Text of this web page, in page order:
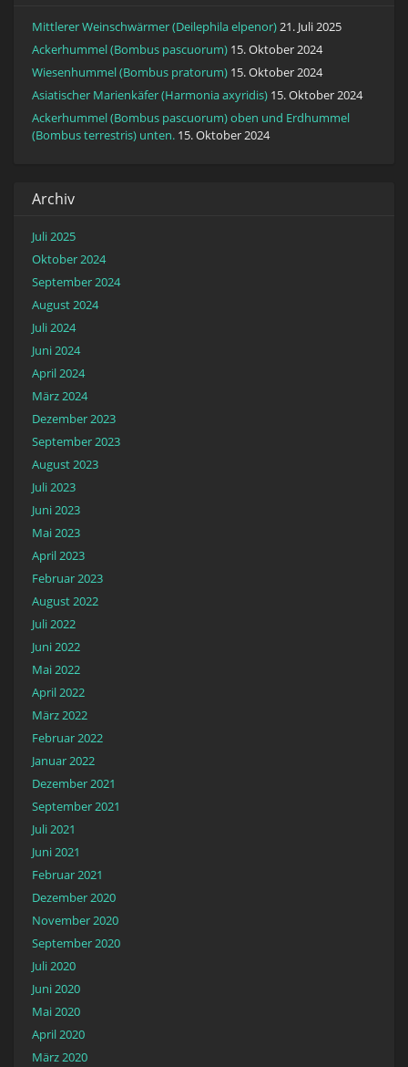
Mittlerer Weinschwärmer (Deilephila elpenor)21. Juli 2025
Ackerhummel (Bombus pascuorum) 15. Oktober 2024
Wiesenhummel (Bombus pratorum) 15. Oktober 2024
Asiatischer Marienkäfer (Harmonia axyridis) 15. Oktober 2024
Ackerhummel (Bombus pascuorum) oben und Erdhummel
(Bombus terrestris) unten. 15. Oktober 2024
Archiv
Juli 2025
Oktober 2024
September 2024
August 2024
Juli 2024
Juni 2024
April 2024
März 2024
Dezember 2023
September 2023
August 2023
Juli 2023
Juni 2023
Mai 2023
April 2023
Februar 2023
August 2022
Juli 2022
Juni 2022
Mai 2022
April 2022
März 2022
Februar 2022
Januar 2022
Dezember 2021
September 2021
Juli 2021
Juni 2021
Februar 2021
Dezember 2020
November 2020
September 2020
Juli 2020
Juni 2020
Mai 2020
April 2020
März 2020